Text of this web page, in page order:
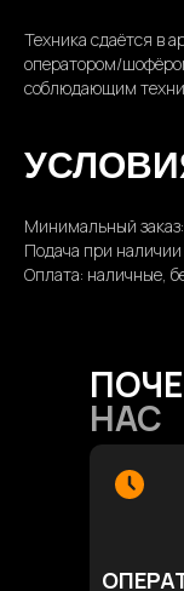
Техника сдаётся в
оператором/
соблюдающим
Минимальный заказ:
Подача при
Оплата: наличные,
НАС